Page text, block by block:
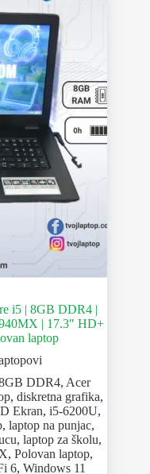
i5 | 8GB DDR4 |
| 17.3″ HD+
laptop
DDR4, Acer
, diskretna grafika,
Ekran, i5-6200U,
,laptop na punjac,
, laptop za školu,
, Polovan laptop,
6,Windows 11